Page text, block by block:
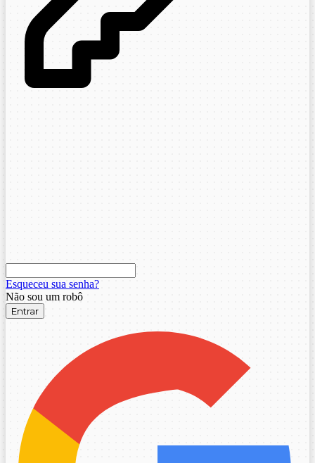
Esqueceu sua senha?
Não sou um robô
Entrar